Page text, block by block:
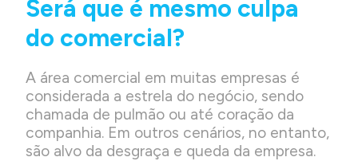
Será que é mesmo culpa
do comercial?
A área comercial em muitas empresas é
considerada a estrela do negócio, sendo
chamada de pulmão ou até coração da
companhia. Em outros cenários, no entanto,
são alvo da desgraça e queda da empresa.